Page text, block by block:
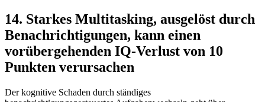
14. Starkes Multitasking, ausgelöst durch
Benachrichtigungen, kann einen
vorübergehenden IQ-Verlust von 10
Punkten verursachen
Der kognitive Schaden durch ständiges